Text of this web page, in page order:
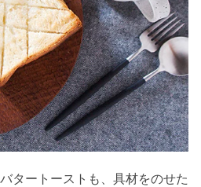
タートーストも、具材をのせた